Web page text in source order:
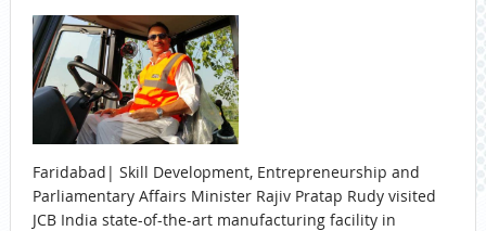
Faridabad| Skill Development, Entrepreneurship and
Parliamentary Affairs Minister Rajiv Pratap Rudy visited
JCB India state-of-the-art manufacturing facility in